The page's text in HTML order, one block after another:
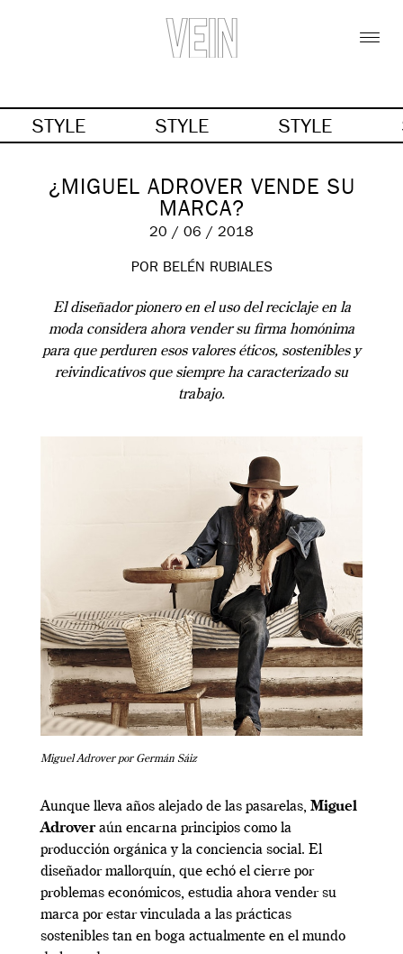
STYLE STYLE STYLE
¿MIGUEL ADROVER VENDE SU
MARCA?
20 / 06 / 2018
POR BELÉN RUBIALES
El diseñador pionero en el uso del reciclaje en la
moda considera ahora vender su firma homónima
para que perduren esos valores éticos, sostenibles y
reivindicativos que siempre ha caracterizado su
trabajo.
Miguel Adrover por Germán Sáiz
Aunque lleva años alejado de las pasarelas, Miguel
Adroveraún encarna principios como la
producción orgánica y la conciencia social. El
diseñador mallorquín, que echó el cierre por
problemas económicos, estudia ahora vender su
marca por estar vinculada a las prácticas
sostenibles tan en boga actualmente en el mundo